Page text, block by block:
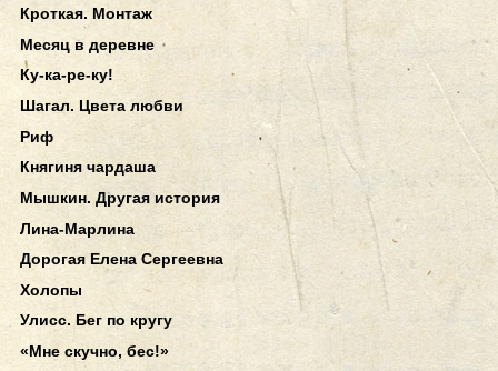
Кроткая. Монтаж
Месяц в деревне
Ку-ка-ре-ку!
Шагал. Цвета любви
Риф
Княгиня чардаша
Мышкин. Другая история
Лина-Марлина
Дорогая Елена Сергеевна
Холопы
Улисс. Бег по кругу
«Мне скучно, бес!»